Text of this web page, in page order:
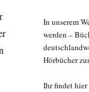
In unserem
werden –
Hörbücher
Ihr findet hier